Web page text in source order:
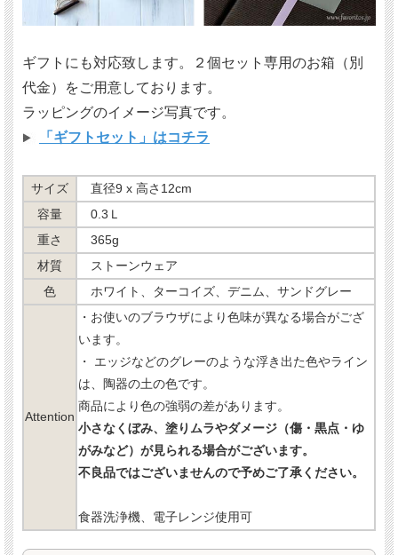
ギフトにも対応致します。２個セット専用のお箱（別
代金）をご用意しております。
ラッピングのイメージ写真です。
「ギフトセット」はコチラ
サイズ
直径9 x 高さ12cm
容量
0.3Ｌ
重さ
365g
材質
ストーンウェア
色
ホワイト、ターコイズ、デニム、サンドグレー
Attention
・お使いのブラウザにより色味が異なる場合がござ
います。
・ エッジなどのグレーのような浮き出た色やライン
は、陶器の土の色です。
商品により色の強弱の差があります。
小さなくぼみ、塗りムラやダメージ（傷・黒点・ゆ
がみなど）が見られる場合がございます。
不良品ではございませんので予めご了承ください。
食器洗浄機、電子レンジ使用可